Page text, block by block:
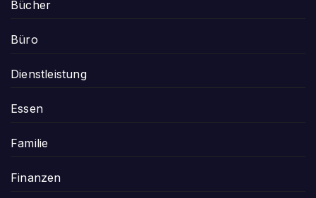
Bücher
Büro
Dienstleistung
Essen
Familie
Finanzen